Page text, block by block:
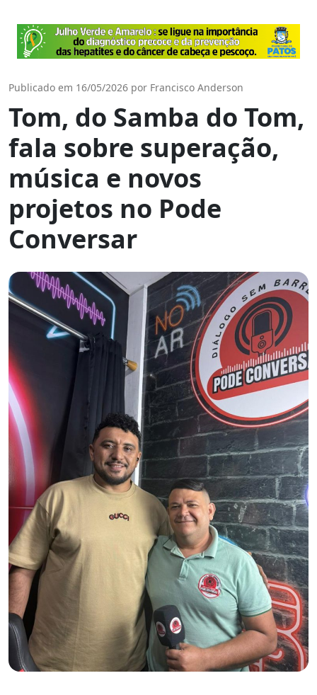
Publicado em 16/05/2026 por Francisco Anderson
Tom, do Samba do Tom,
fala sobre superação,
música e novos
projetos no Pode
Conversar